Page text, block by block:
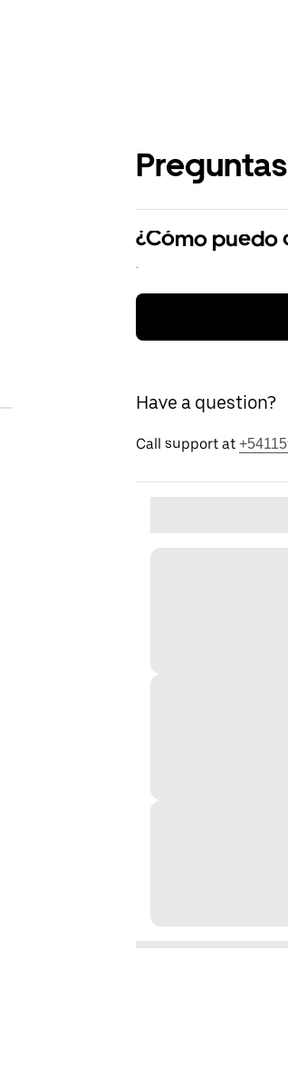
¿Cómo puedo
.
Have a question?
Call support at